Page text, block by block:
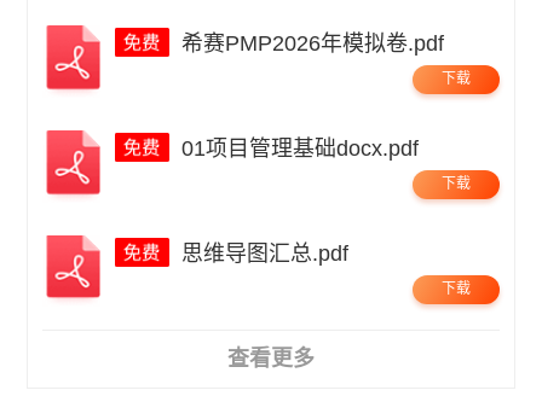
希赛PMP2026年模拟卷.pdf
下载
01项目管理基础docx.pdf
下载
思维导图汇总.pdf
下载
查看更多